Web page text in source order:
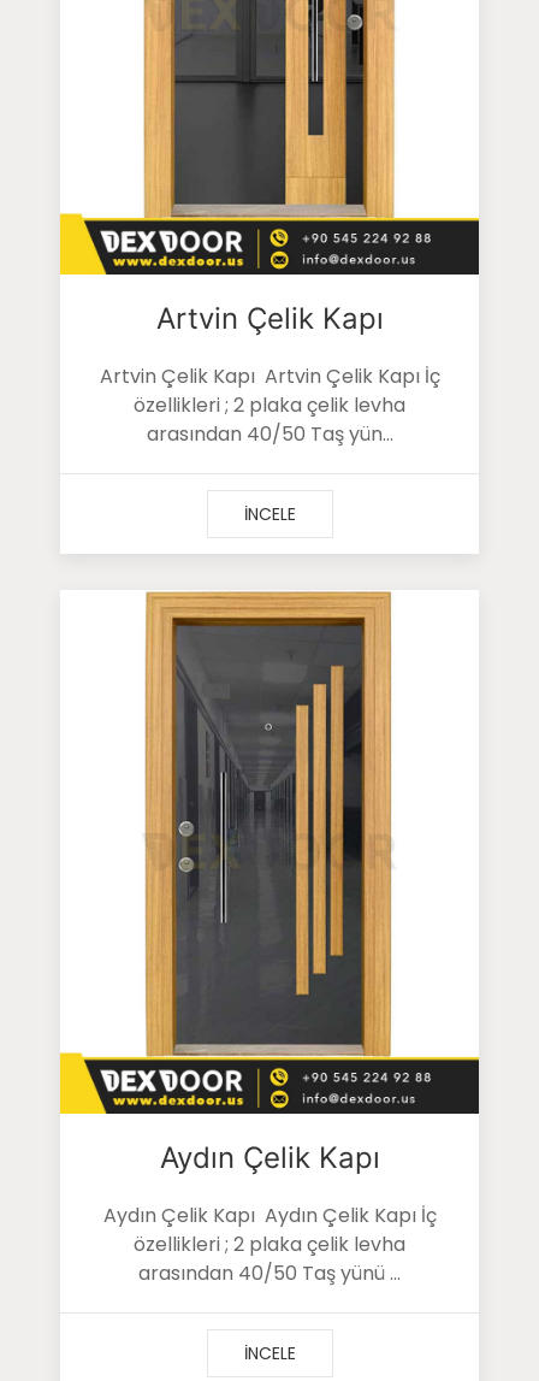
Artvin Çelik Kapı
Artvin Çelik Kapı Artvin Çelik Kapı İç
özellikleri ; 2 plaka çelik levha
arasından 40/50 Taş yün...
İNCELE
Aydın Çelik Kapı
Aydın Çelik Kapı Aydın Çelik Kapı İç
özellikleri ; 2 plaka çelik levha
arasından 40/50 Taş yünü ...
İNCELE